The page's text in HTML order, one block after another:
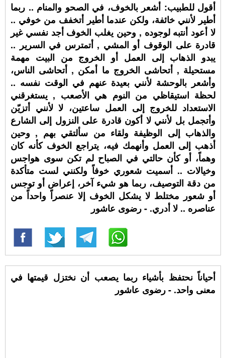
أقول للطبيب: أشعر بالخوف، في الصحو والمنام .. ربما
أطير لأنني خائفة، ولكن عندما أطير أتخفف من خوفي ..
لا أعود أنتبه لوجوده , وحين يغلب الخوف أجد نفسي غير
قادرة على الوقوف أو المشي , أتمترس في السرير ..
يبدو الذهاب إلى العمل أو الخروج من البيت مهمة
مستحيلة , أتحاشى الخروج ما أمكن , أتحاشى الناس،
وأشعر بالوحشة لأنني بعيدة عنهم في الوقت نفسه ..
لحظة استيقاظي من النوم هي الأصعب , يستغرقني
الاستعداد للخروج إلى العمل ساعتين، لا لأنني أتزيّن
وأتجمل بل لأنني لا أكون قادرة على النزول إلى الشارع
والذهاب إلى الوظيفة ولقاء من سألتقي بهم , وحين
أذهب إلى العمل وأنهمك فيه، يتراجع الخوف كأنه كان
وهماً، أو كأن حالتي في الصباح لم تكن سوى هواجس
وخيالات .. أسميت شعوري خوفاً ولكنني لست متأكدة
من دقة التوصيف، ربما هو شيء آخر، إعراض أو توجس
أو شعور مختلط لا يشكل الخوف إلا عنصراً واحداً من
عناصره .. لا أدري. - رضوى عاشور
أحياناً نحتفظ بأشياء ربما يصعب أن نختزل قيمتها في
معنى واحد. - رضوى عاشور